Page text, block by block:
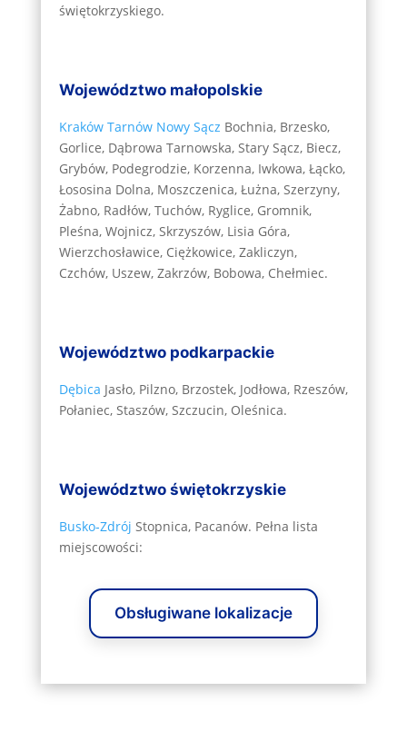
świętokrzyskiego.
Województwo małopolskie
Kraków Tarnów Nowy Sącz Bochnia, Brzesko,
Gorlice, Dąbrowa Tarnowska, Stary Sącz, Biecz,
Grybów, Podegrodzie, Korzenna, Iwkowa, Łącko,
Łososina Dolna, Moszczenica, Łużna, Szerzyny,
Żabno, Radłów, Tuchów, Ryglice, Gromnik,
Pleśna, Wojnicz, Skrzyszów, Lisia Góra,
Wierzchosławice, Ciężkowice, Zakliczyn,
Czchów, Uszew, Zakrzów, Bobowa, Chełmiec.
Województwo podkarpackie
Dębica Jasło, Pilzno, Brzostek, Jodłowa, Rzeszów,
Połaniec, Staszów, Szczucin, Oleśnica.
Województwo świętokrzyskie
Busko‑Zdrój Stopnica, Pacanów. Pełna lista
miejscowości:
Obsługiwane lokalizacje